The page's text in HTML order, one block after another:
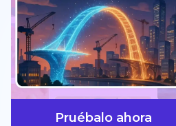
Pruébalo ahora